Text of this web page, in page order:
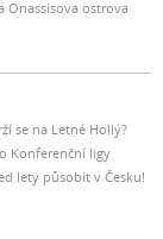
Onassisova ostrova
se na Letné Hollý?
Konferenční ligy
lety působit v Česku!